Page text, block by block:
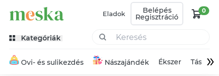
Eladok Belépés
Regisztráció
0
Kategóriák
Ovi- és sulikezdés Nászajándék Ékszer Táska»